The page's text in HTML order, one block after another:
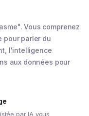
Vous comprenez
pour parler du
l'intelligence
aux données pour
par IA vous